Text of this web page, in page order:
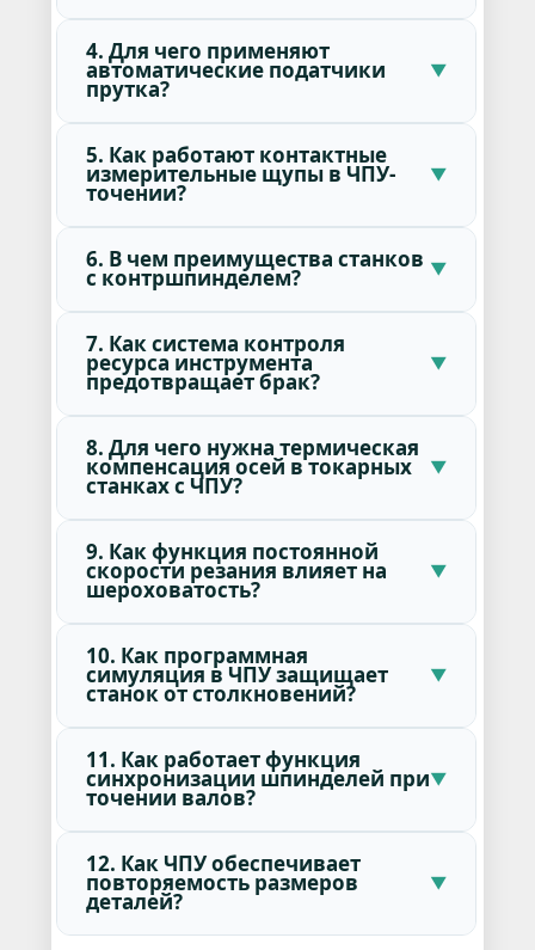
4. Для чего применяют
автоматические податчики
прутка?
5. Как работают контактные
измерительные щупы в ЧПУ-
точении?
6. В чем преимущества станков
с контршпинделем?
7. Как система контроля
ресурса инструмента
предотвращает брак?
8. Для чего нужна термическая
компенсация осей в токарных
станках с ЧПУ?
9. Как функция постоянной
скорости резания влияет на
шероховатость?
10. Как программная
симуляция в ЧПУ защищает
станок от столкновений?
11. Как работает функция
синхронизации шпинделей при
точении валов?
12. Как ЧПУ обеспечивает
повторяемость размеров
деталей?